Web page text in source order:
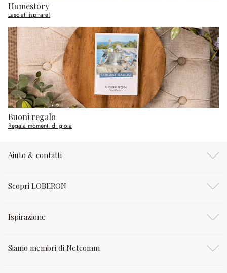
Homestory
Lasciati ispirare!
Buoni regalo
Regala momenti di gioia
Aiuto & contatti
Scopri LOBERON
Ispirazione
Siamo membri di Netcomm